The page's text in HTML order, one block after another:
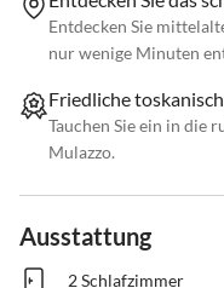
Entdecken Sie
nur wenige Minuten
Friedliche
Tauchen Sie ein in die
Mulazzo.
Ausstattung
2 Schlafzimmer